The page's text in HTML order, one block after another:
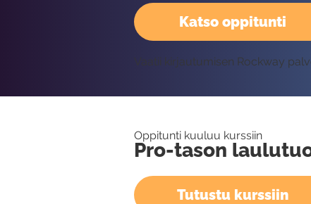
Katso oppitunti
Vaatii kirjautumisen Rockway
Oppitunti kuuluu kurssiin
Pro-tason
Tutustu kurssiin